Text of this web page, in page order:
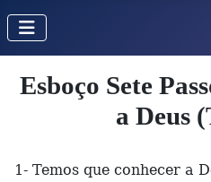
Esboço Sete
a Deus
1- Temos que conhecer a